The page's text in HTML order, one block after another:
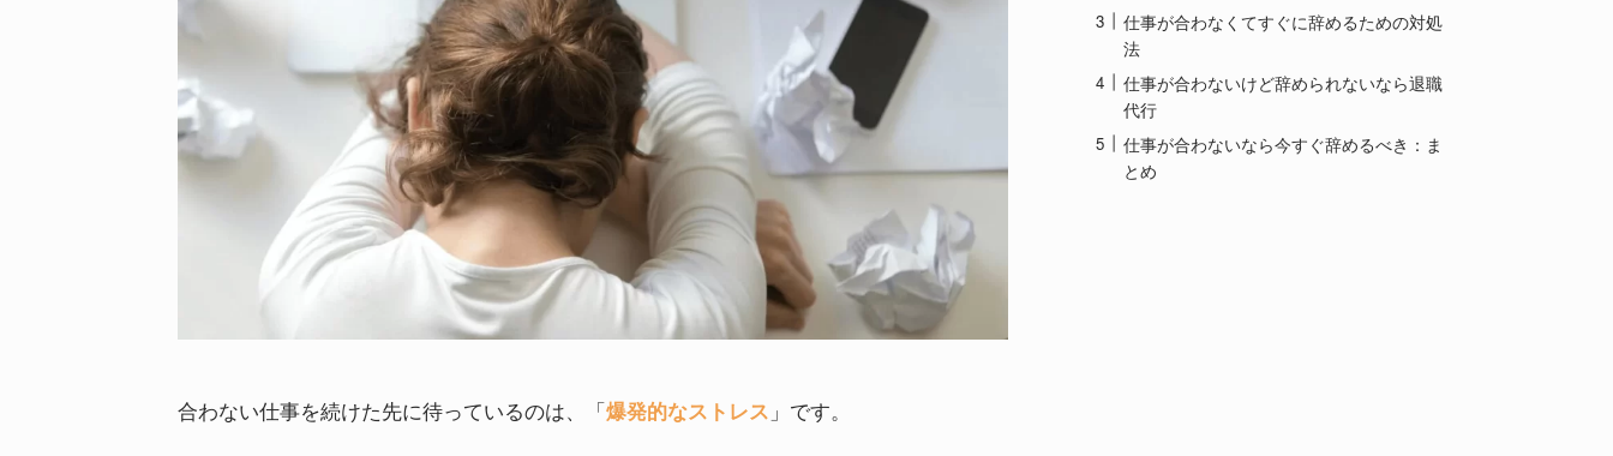
合わない仕事を続けた先に待っているのは、「爆発的なストレス 」です。
仕事が合わなくてすぐに辞めるための対処
法
仕事が合わないけど辞められないなら退職
代行
仕事が合わないなら今すぐ辞めるべき：ま
とめ